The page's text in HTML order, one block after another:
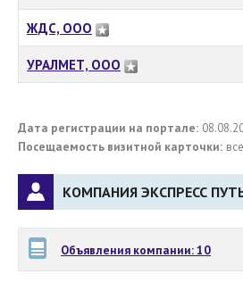
ЖДС, ООО
УРАЛМЕТ, ООО
Дата регистрации на портале:
Посещаемость визитной карточки:
КОМПАНИЯ ЭКСПРЕСС
Объявления компании: 10